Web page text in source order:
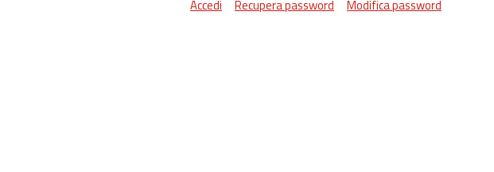
Accedi Recupera password Modifica password